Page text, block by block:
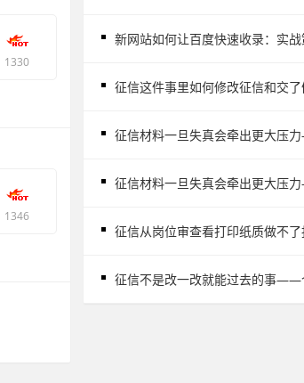
1330
1346
新网站如何让百度快速收录：实
征信这件事里如何修改征信和交
征信材料一旦失真会牵出更大压
征信材料一旦失真会牵出更大压
征信从岗位审查看打印纸质做不了
征信不是改一改就能过去的事——